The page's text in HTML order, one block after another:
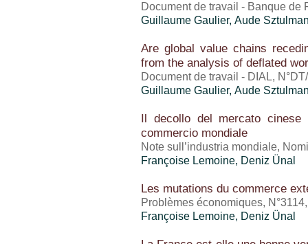
Document de travail - Banque de
Guillaume Gaulier, Aude
Are global value chains
from the analysis of deflated
Document de travail - DIAL,
Guillaume Gaulier, Aude
Il decollo del mercato
commercio mondiale
Note sull’industria mondiale,
Françoise Lemoine, Deniz Ünal
Les mutations du commerce
Problèmes économiques,
Françoise Lemoine, Deniz Ünal